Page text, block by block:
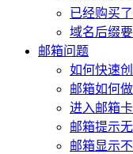
已经购买
域名后缀
邮箱问题
如何快速
邮箱如何
进入邮箱
邮箱提示
邮箱显示